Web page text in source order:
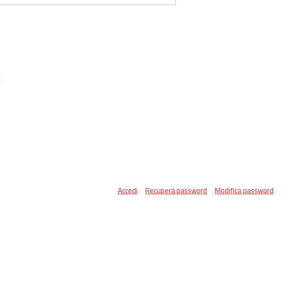
Accedi Recupera password Modifica password